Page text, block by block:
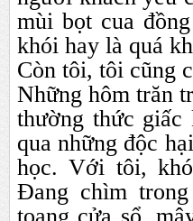
mùi bọt cua
khói hay là quá
Còn tôi, tôi cũng
Những hôm trăn
thường thức giấc
qua những độc
học. Với tôi,
Đang chìm